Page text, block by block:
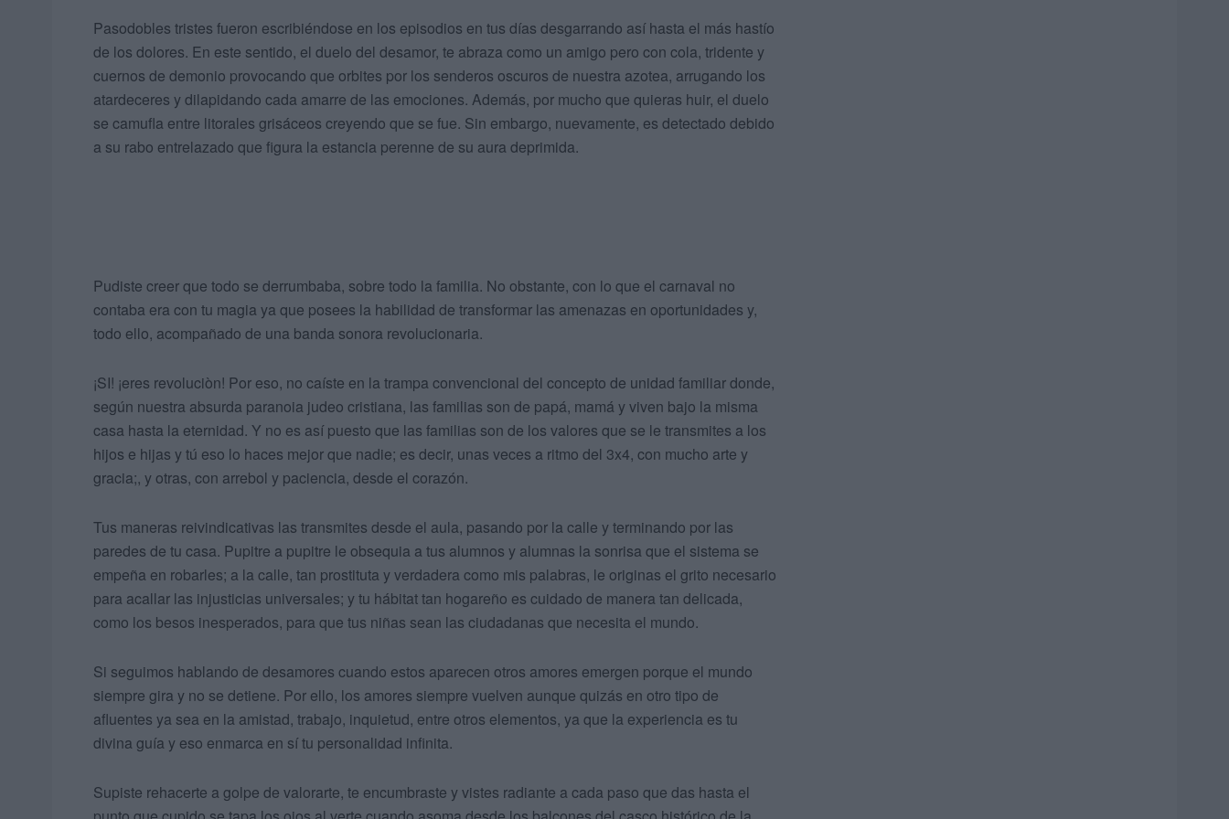
Pasodobles tristes fueron escribiéndose en los episodios en tus días desgarrando así hasta el más hastío
de los dolores. En este sentido, el duelo del desamor, te abraza como un amigo pero con cola, tridente y
cuernos de demonio provocando que orbites por los senderos oscuros de nuestra azotea, arrugando los
atardeceres y dilapidando cada amarre de las emociones. Además, por mucho que quieras huir, el duelo
se camufla entre litorales grisáceos creyendo que se fue. Sin embargo, nuevamente, es detectado debido
a su rabo entrelazado que figura la estancia perenne de su aura deprimida.
Pudiste creer que todo se derrumbaba, sobre todo la familia. No obstante, con lo que el carnaval no
contaba era con tu magia ya que posees la habilidad de transformar las amenazas en oportunidades y,
todo ello, acompañado de una banda sonora revolucionaria.
¡SI! ¡eres revoluciòn! Por eso, no caíste en la trampa convencional del concepto de unidad familiar donde,
según nuestra absurda paranoia judeo cristiana, las familias son de papá, mamá y viven bajo la misma
casa hasta la eternidad. Y no es así puesto que las familias son de los valores que se le transmites a los
hijos e hijas y tú eso lo haces mejor que nadie; es decir, unas veces a ritmo del 3x4, con mucho arte y
gracia;, y otras, con arrebol y paciencia, desde el corazón.
Tus maneras reivindicativas las transmites desde el aula, pasando por la calle y terminando por las
paredes de tu casa. Pupitre a pupitre le obsequia a tus alumnos y alumnas la sonrisa que el sistema se
empeña en robarles; a la calle, tan prostituta y verdadera como mis palabras, le originas el grito necesario
para acallar las injusticias universales; y tu hábitat tan hogareño es cuidado de manera tan delicada,
como los besos inesperados, para que tus niñas sean las ciudadanas que necesita el mundo.
Si seguimos hablando de desamores cuando estos aparecen otros amores emergen porque el mundo
siempre gira y no se detiene. Por ello, los amores siempre vuelven aunque quizás en otro tipo de
afluentes ya sea en la amistad, trabajo, inquietud, entre otros elementos, ya que la experiencia es tu
divina guía y eso enmarca en sí tu personalidad infinita.
Supiste rehacerte a golpe de valorarte, te encumbraste y vistes radiante a cada paso que das hasta el